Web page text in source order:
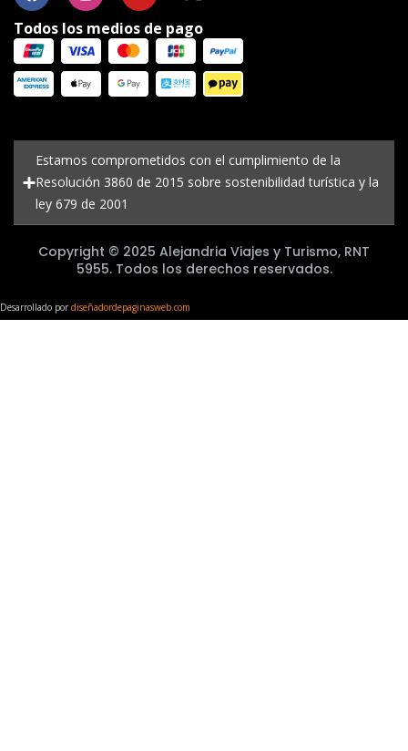
Todos los medios de pago
Estamos comprometidos con el cumplimiento de la
Resolución 3860 de 2015 sobre sostenibilidad turística y la
ley 679 de 2001
Copyright © 2025 Alejandria Viajes y Turismo, RNT
5955. Todos los derechos reservados.
Desarrollado por diseñadordepaginasweb.com